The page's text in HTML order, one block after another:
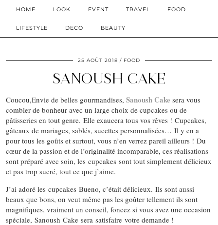
HOME LOOK EVENT TRAVEL FOOD
LIFESTYLE DECO BEAUTY
25 AOÛT 2018 FOOD
SANOUSH CAKE
Coucou,Envie de belles gourmandises, Sanoush Cake sera vous
combler de bonheur avec un large choix de cupcakes ou de
pâtisseries en tout genre. Elle exaucera tous vos rêves ! Cupcakes,
gâteaux de mariages, sablés, sucettes personnalisées… Il y en a
pour tous les goûts et surtout, vous n’en verrez pareil ailleurs ! Du
cœur de la passion et de l’originalité incomparable, ces réalisations
sont préparé avec soin, les cupcakes sont tout simplement délicieux
et pas trop sucré, tout ce que j’aime.
J’ai adoré les cupcakes Bueno, c’était délicieux. Ils sont aussi
beaux que bons, on veut même pas les goûter tellement ils sont
magnifiques, vraiment un conseil, foncez si vous avez une occasion
spéciale, Sanoush Cake sera satisfaire votre demande !